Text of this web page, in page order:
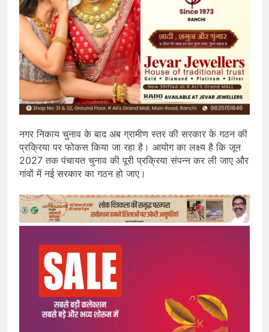
नगर निकाय चुनाव के बाद अब ग्रामीण स्तर की सरकार के गठन की
प्रक्रिया पर फोकस किया जा रहा है। आयोग का लक्ष्य है कि जून
2027 तक पंचायत चुनाव की पूरी प्रक्रिया संपन्न कर ली जाए और
गांवों में नई सरकार का गठन हो जाए।